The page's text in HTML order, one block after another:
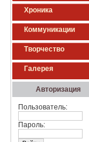
Хроника
Коммуникации
Творчество
Галерея
Авторизация
Пользователь:
Пароль: